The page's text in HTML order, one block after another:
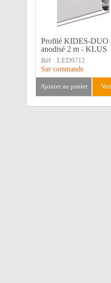
Profilé KIDES-DUO
anodisé 2 m - KLUS
Réf : LED9712
Sur commande
ajouter au panier